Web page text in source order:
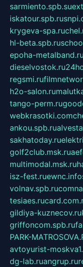
sarmiento.spb.su
iskatour.spb.ru
krygeva-spa.ru
hl-beta.spb.ru
epoha-metalband.ru
dieselvostok.ru
regsmi.ru
h2o-salon.ru
tango-perm.ru
webkrasotki.com
ankou.spb.ru
sakhatoday.ru
golf2club.msk.ru
multimodal.msk.ru
isz-fest.ruewnc.info
volnav.spb.ru
tesiaes.ru
gildiya-kuznecov.ru
griffoncom.spb.ru
PARK-
avtoyurist-
dg-lab.ruangrup.ru